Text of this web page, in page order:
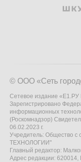
© ООО «Сеть
Сетевое издание «Е1.РУ
Зарегистрировано
информационных
(Роскомнадзор)
06.02.2023 г.
Учредитель: Общество с
ТЕХНОЛОГИИ"
Главный редактор:
Адрес редакции: 620014,